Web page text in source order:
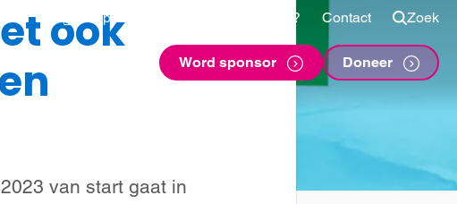
Shop Vragen? Contact Zoek
Word sponsor Doneer
ook
van start gaat in